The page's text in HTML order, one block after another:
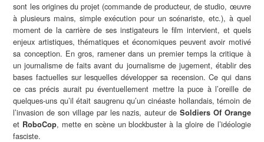
sont les origines du projet (commande de producteur, de studio, œuvre
à plusieurs mains, simple exécution pour un scénariste, etc.), à quel
moment de la carrière de ses instigateurs le film intervient, et quels
enjeux artistiques, thématiques et économiques peuvent avoir motivé
sa conception. En gros, ramener dans un premier temps la critique à
un journalisme de faits avant du journalisme de jugement, établir des
bases factuelles sur lesquelles développer sa recension. Ce qui dans
ce cas précis aurait pu éventuellement mettre la puce à l’oreille de
quelques-uns qu’il était saugrenu qu’un cinéaste hollandais, témoin de
l’invasion de son village par les nazis, auteur de Soldiers Of Orange
et RoboCop, mette en scène un blockbuster à la gloire de l’idéologie
fasciste.